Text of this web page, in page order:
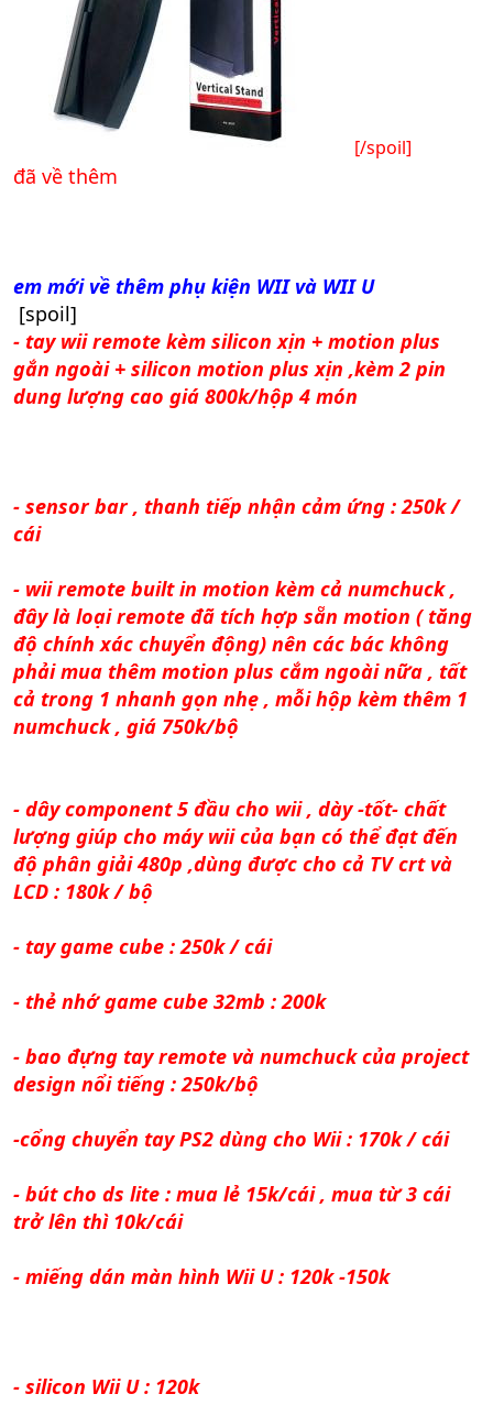
[/spoil]
đã về thêm
em mới về thêm phụ kiện WII và WII U
[spoil]
- tay wii remote kèm silicon xịn + motion plus
gắn ngoài + silicon motion plus xịn ,kèm 2 pin
dung lượng cao giá 800k/hộp 4 món
- sensor bar , thanh tiếp nhận cảm ứng : 250k /
cái
- wii remote built in motion kèm cả numchuck ,
đây là loại remote đã tích hợp sẵn motion ( tăng
độ chính xác chuyển động) nên các bác không
phải mua thêm motion plus cắm ngoài nữa , tất
cả trong 1 nhanh gọn nhẹ , mỗi hộp kèm thêm 1
numchuck , giá 750k/bộ
- dây component 5 đầu cho wii , dày -tốt- chất
lượng giúp cho máy wii của bạn có thể đạt đến
độ phân giải 480p ,dùng được cho cả TV crt và
LCD : 180k / bộ
- tay game cube : 250k / cái
- thẻ nhớ game cube 32mb : 200k
- bao đựng tay remote và numchuck của project
design nổi tiếng : 250k/bộ
-cổng chuyển tay PS2 dùng cho Wii : 170k / cái
- bút cho ds lite : mua lẻ 15k/cái , mua từ 3 cái
trở lên thì 10k/cái
- miếng dán màn hình Wii U : 120k -150k
- silicon Wii U : 120k